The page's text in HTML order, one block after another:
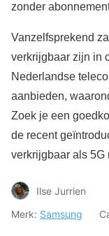
zonder
Vanzelfsprekend
verkrijgbaar zijn in
Nederlandse
aanbieden,
Zoek je een
de recent
verkrijgbaar als 5G
Ilse Jurrien
Merk: Samsung